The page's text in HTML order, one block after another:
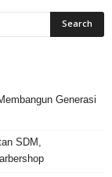
Generasi
SDM,